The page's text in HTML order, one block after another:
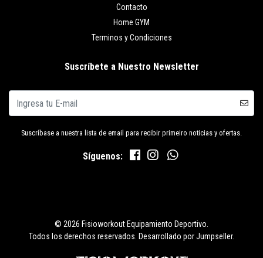
Contacto
Home GYM
Terminos y Condiciones
Suscríbete a Nuestro Newsletter
Suscríbase a nuestra lista de email para recibir primeiro noticias y ofertas.
Síguenos:
© 2026 Fisioworkout Equipamiento Deportivo.
Todos los derechos reservados. Desarrollado por Jumpseller.